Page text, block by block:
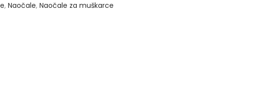
,Naočale,Naočale za muškarce